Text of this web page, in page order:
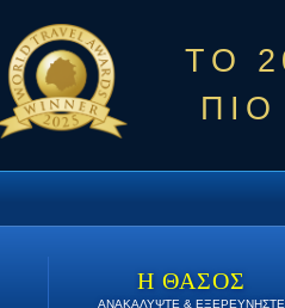
ΤΟ
Η ΘΑΣΟΣ
ΑΝΑΚΑΛΥΨΤΕ & ΕΞΕΡΕΥΝΗΣΤΕ